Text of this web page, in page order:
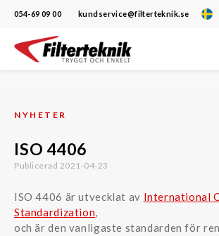
054-69 09 00 kundservice@filterteknik.se
Hoppa
NYHETER
ISO 4406
Publicerad 2021-04-23
ISO 4406 är utvecklat av International
Standardization,
och är den vanligaste standarden för